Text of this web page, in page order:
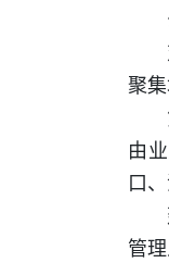
聚
由
口
管